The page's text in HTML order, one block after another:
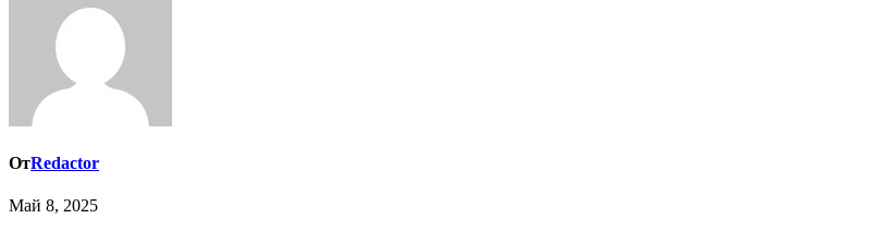
ОтRedactor
Май 8, 2025